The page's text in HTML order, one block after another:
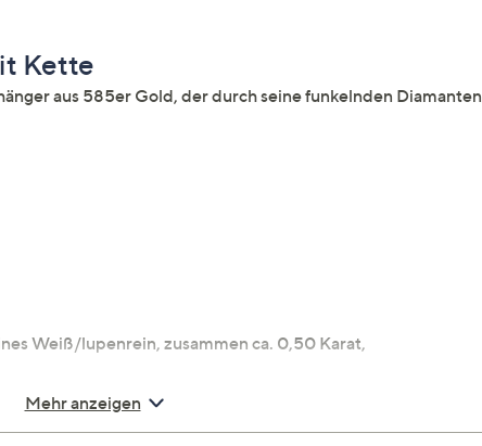
Kette
aus 585er Gold, der durch seine funkelnden Diamanten
Weiß/lupenrein, zusammen ca. 0,50 Karat,
Mehr anzeigen